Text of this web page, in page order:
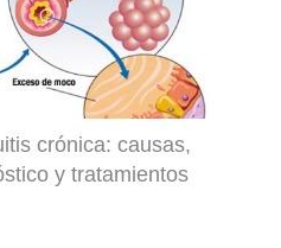
crónica: causas,
y tratamientos